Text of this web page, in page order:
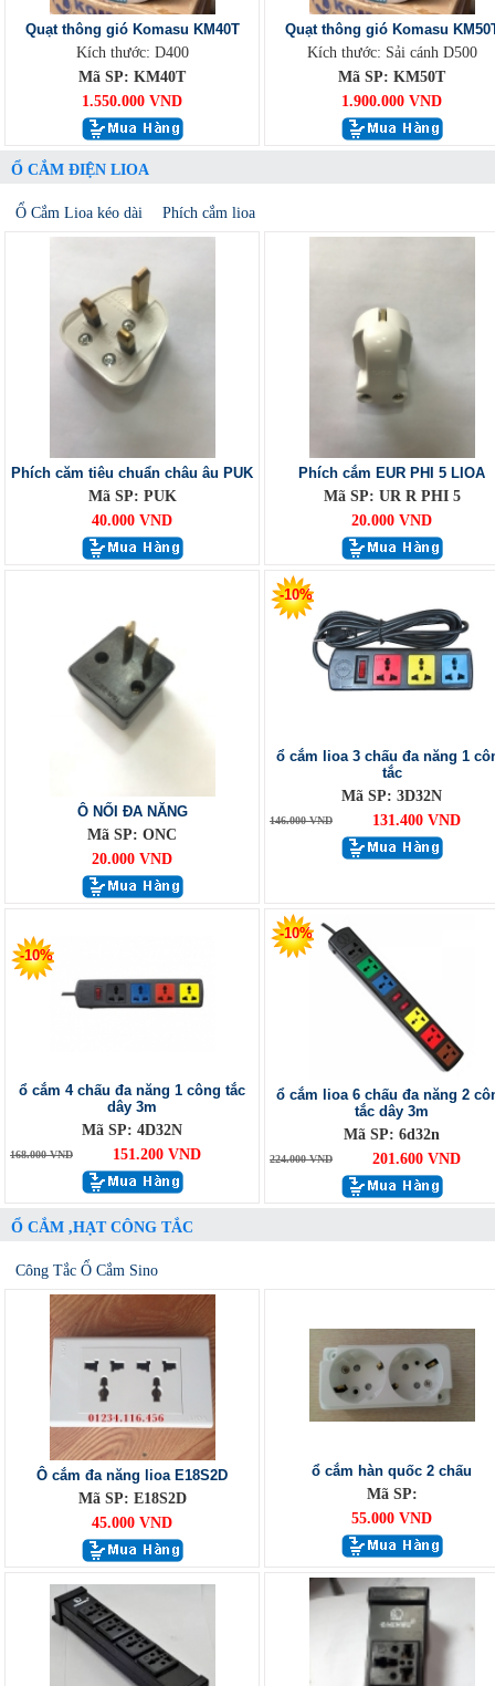
Quạt thông gió Komasu KM40T
Kích thước: D400
Mã SP: KM40T
1.550.000 VND
Quạt thông gió Komasu
Kích thước: Sải cánh D500
Mã SP: KM50T
1.900.000 VND
Ổ CẮM ĐIỆN LIOA
Ổ Cắm Lioa kéo dài Phích cắm lioa
Phích căm tiêu chuẩn châu âu PUK
Mã SP: PUK
40.000 VND
Phích cắm EUR PHI 5 LIOA
Mã SP: UR R PHI 5
20.000 VND
Ô NỐI ĐA NĂNG
Mã SP: ONC
20.000 VND
-10%
ổ cắm lioa 3 chấu đa năng 1
tắc
Mã SP: 3D32N
146.000 VND 131.400 VND
-10%
ổ cắm 4 chấu đa năng 1 công tắc
dây 3m
Mã SP: 4D32N
168.000 VND 151.200 VND
-10%
ổ cắm lioa 6 chấu đa năng 2
tắc dây 3m
Mã SP: 6d32n
224.000 VND 201.600 VND
Ổ CẮM ,HẠT CÔNG TẮC
Công Tắc Ổ Cắm Sino
Ô cắm đa năng lioa E18S2D
Mã SP: E18S2D
45.000 VND
ổ cắm hàn quốc 2 chấu
Mã SP:
55.000 VND